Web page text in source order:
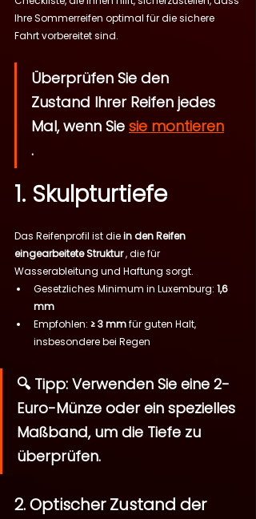
Ihre Sommerreifen optimal für die sichere
Fahrt vorbereitet sind.
Überprüfen Sie den
Zustand Ihrer Reifen jedes
Mal, wenn Sie sie montieren
.
1. Skulpturtiefe
Das Reifenprofil ist die in den Reifen
eingearbeitete Struktur , die für
Wasserableitung und Haftung sorgt.
Gesetzliches Minimum in Luxemburg: 1,6
mm
Empfohlen: ≥ 3 mm für guten Halt,
insbesondere bei Regen
🔍 Tipp: Verwenden Sie eine 2-
Euro-Münze oder ein spezielles
Maßband, um die Tiefe zu
überprüfen.
2. Optischer Zustand der